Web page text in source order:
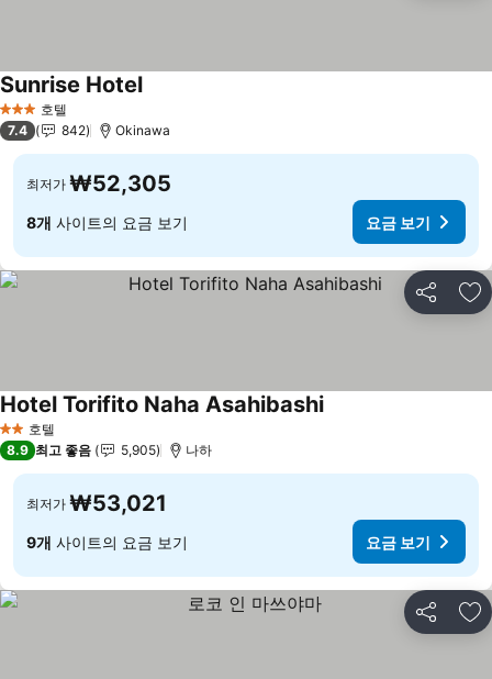
3 성급 호텔
Sunrise Hotel
7.4 842 Okinawa
최저가 ₩52,305
8개 사이트의 요금 보기 요금 보기
공유 즐
2 성급호텔
Hotel Torifito Naha Asahibashi
8.9 최고 좋음 5,905 나하
최저가 ₩53,021
9개 사이트의 요금 보기 요금 보기
공유 즐